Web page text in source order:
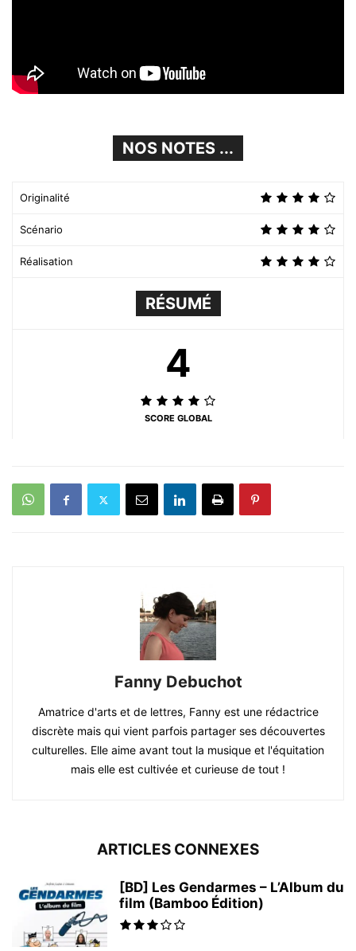
NOS NOTES ...
Originalité
Scénario
Réalisation
RÉSUMÉ
4
SCORE GLOBAL
Fanny Debuchot
Amatrice d'arts et de lettres, Fanny est une rédactrice
discrète mais qui vient parfois partager ses découvertes
culturelles. Elle aime avant tout la musique et l'équitation
mais elle est cultivée et curieuse de tout !
ARTICLES CONNEXES
[BD] Les Gendarmes – L’Album du
film (Bamboo Édition)